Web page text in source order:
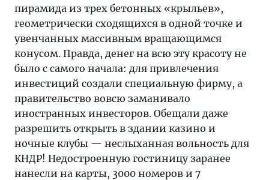
пирамида из трех бетонных «крыльев»,
геометрически сходящихся в одной точке и
увенчанных массивным вращающимся
конусом. Правда, денег на всю эту красоту не
было с самого начала: для привлечения
инвестиций создали специальную фирму, а
правительство вовсю заманивало
иностранных инвесторов. Обещали даже
разрешить открыть в здании казино и
ночные клубы — неслыханная вольность для
КНДР! Недостроенную гостиницу заранее
нанесли на карты, 3000 номеров и 7